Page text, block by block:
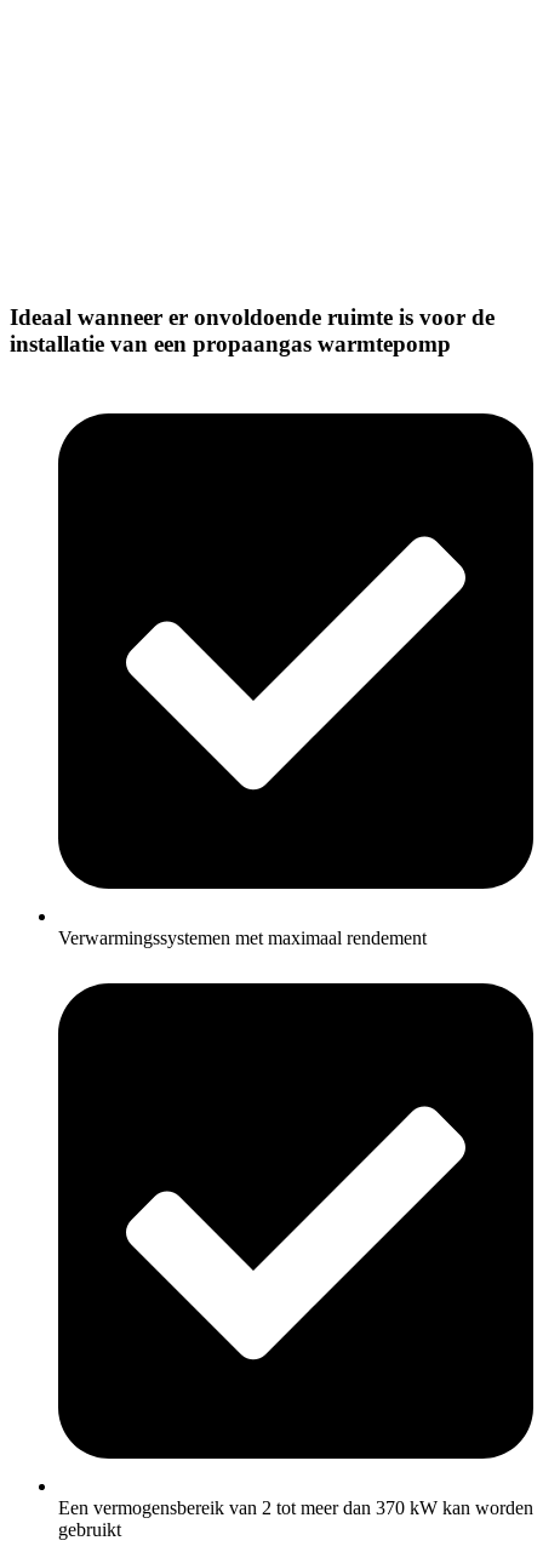
Ideaal wanneer er onvoldoende ruimte is voor de
installatie van een propaangas warmtepomp
Verwarmingssystemen met maximaal rendement
Een vermogensbereik van 2 tot meer dan 370 kW kan worden
gebruikt